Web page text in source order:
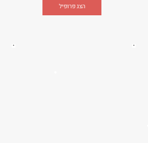
הצג פרופיל